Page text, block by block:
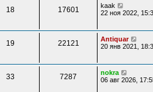
18 17601
kaak
22 ноя 2022,
19 22121
Antiquar
20 янв 2021,
33 7287
nokra
06 авг 2026,